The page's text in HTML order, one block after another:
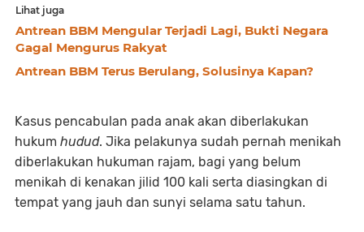
Lihat juga
Antrean BBM Mengular Terjadi Lagi, Bukti Negara
Gagal Mengurus Rakyat
Antrean BBM Terus Berulang, Solusinya Kapan?
Kasus pencabulan pada anak akan diberlakukan
hukum hudud. Jika pelakunya sudah pernah menikah
diberlakukan hukuman rajam, bagi yang belum
menikah di kenakan jilid 100 kali serta diasingkan di
tempat yang jauh dan sunyi selama satu tahun.